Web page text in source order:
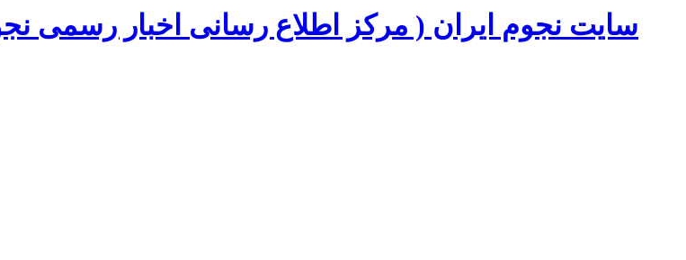
سایت نجوم ایران ( مرکز اطلاع رسانی اخبار رسمی